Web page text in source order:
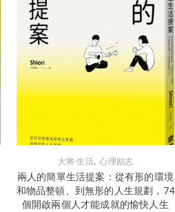
大将·生活,心理励志
兩人的簡單生活提案：從有形的環境
和物品整頓、到無形的人生規劃，74
個開啟兩個人才能成就的愉快人生